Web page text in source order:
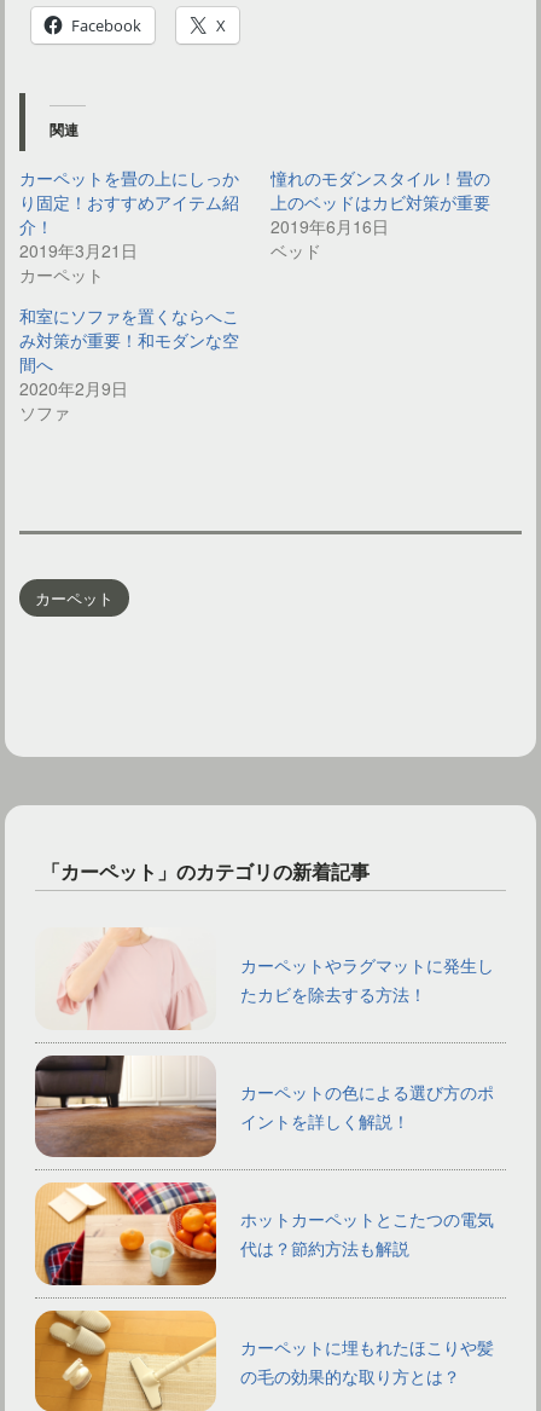
Facebook X
関連
カーペットを畳の上にしっか
り固定！おすすめアイテム紹
介！
2019年3月21日
カーペット
憧れのモダンスタイル！畳の
上のベッドはカビ対策が重要
2019年6月16日
ベッド
和室にソファを置くならへこ
み対策が重要！和モダンな空
間へ
2020年2月9日
ソファ
カーペット
「カーペット」のカテゴリの新着記事
カーペットやラグマットに発生し
たカビを除去する方法！
カーペットの色による選び方のポ
イントを詳しく解説！
ホットカーペットとこたつの電気
代は？節約方法も解説
カーペットに埋もれたほこりや髪
の毛の効果的な取り方とは？